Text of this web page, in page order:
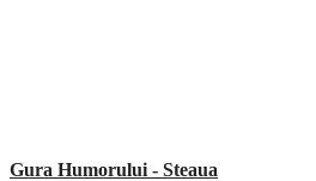
Gura Humorului - Steaua